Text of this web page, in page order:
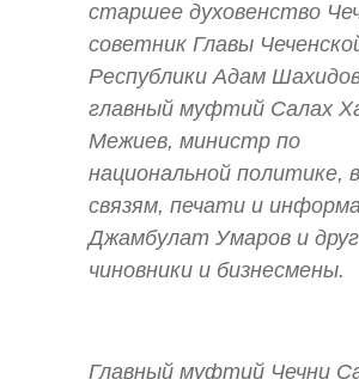
старшее духовенство
советник Главы
Республики Адам
главный муфтий Салах
Межиев, министр по
национальной политике,
связям, печати и
Джамбулат Умаров и
чиновники и бизнесмены.
Главный муфтий Чечни